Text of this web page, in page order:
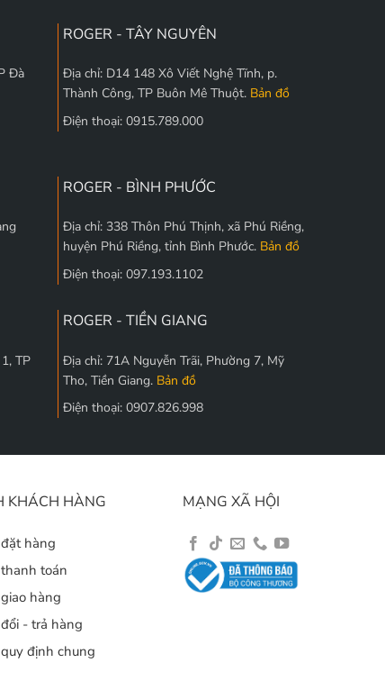
Đà
ROGER - TÂY NGUYÊN
Địa chỉ: D14 148 Xô Viết Nghệ Tĩnh, p.
Thành Công, TP Buôn Mê Thuột. Bản đồ
Điện thoại: 0915.789.000
ROGER - BÌNH PHƯỚC
Địa chỉ: 338 Thôn Phú Thịnh, xã Phú Riềng,
huyện Phú Riềng, tỉnh Bình Phước. Bản đồ
Điện thoại: 097.193.1102
TP
ROGER - TIỀN GIANG
Địa chỉ: 71A Nguyễn Trãi, Phường 7, Mỹ
Tho, Tiền Giang. Bản đồ
Điện thoại: 0907.826.998
KHÁCH HÀNG
hàng
toán
hàng
- trả hàng
định chung
MẠNG XÃ HỘI